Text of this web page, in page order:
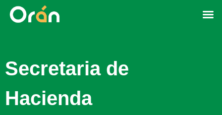
Secretaria de
Hacienda